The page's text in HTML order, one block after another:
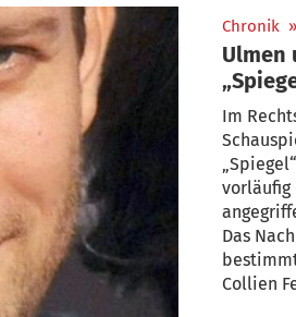
Chronik »
Gericht
Im
vorläufig
Das
Collien